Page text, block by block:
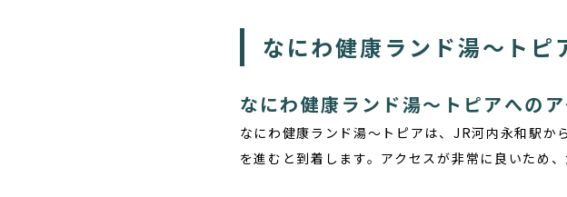
なにわ健康ランド湯〜トピ
なにわ健康ランド湯〜トピアへの
なにわ健康ランド湯〜トピアは、 JR河内永和駅か
を進むと到着します。アクセスが非常に良いため